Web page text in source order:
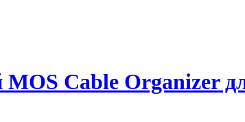
Cable Organizer